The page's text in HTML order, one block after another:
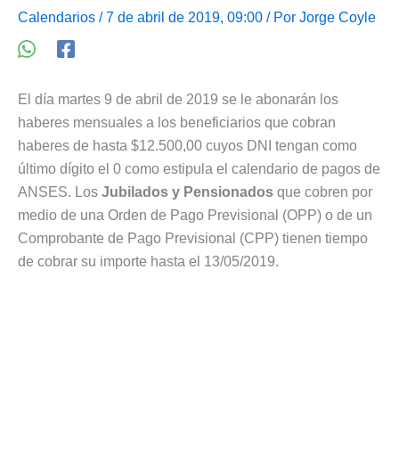
Calendarios / 7 de abril de 2019, 09:00 / Por Jorge Coyle
El día martes 9 de abril de 2019 se le abonarán los
haberes mensuales a los beneficiarios que cobran
haberes de hasta $12.500,00 cuyos DNI tengan como
último dígito el 0 como estipula el calendario de pagos de
ANSES. Los Jubilados y Pensionados que cobren por
medio de una Orden de Pago Previsional (OPP) o de un
Comprobante de Pago Previsional (CPP) tienen tiempo
de cobrar su importe hasta el 13/05/2019.